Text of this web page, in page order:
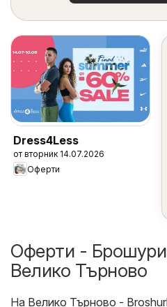
Dress4Less
от вторник 14.07.2026
Оферти
Оферти - Брошури
Велико Търново
На Велико Търново -